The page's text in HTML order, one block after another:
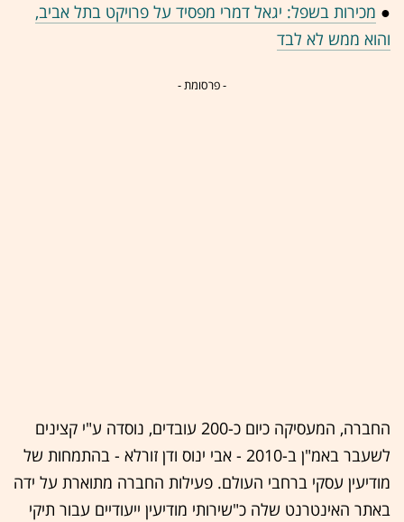
● מכירות בשפל: יגאל דמרי מפסיד על פרויקט בתל אביב,
והוא ממש לא לבד
- פרסומת -
החברה, המעסיקה כיום כ-200 עובדים, נוסדה ע"י קצינים
לשעבר באמ"ן ב-2010 - אבי ינוס ודן זורלא - בהתמחות של
מודיעין עסקי ברחבי העולם. פעילות החברה מתוארת על ידה
באתר האינטרנט שלה כ"שירותי מודיעין ייעודיים עבור תיקי